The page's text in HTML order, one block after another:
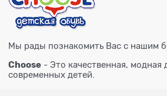
Мы рады познакомить Вас с нашим
Choose - Это качественная, модная
современных детей.